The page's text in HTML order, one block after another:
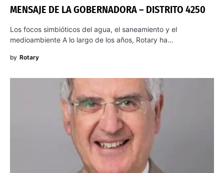
MENSAJE DE LA GOBERNADORA – DISTRITO 4250
Los focos simbióticos del agua, el saneamiento y el
medioambiente A lo largo de los años, Rotary ha…
by Rotary